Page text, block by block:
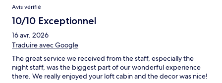
Avis vérifié
10/10 Exceptionnel
16 avr. 2026
Traduire avec Google
The great service we received from the staff, especially the
night staff, was the biggest part of our wonderful experience
there. We really enjoyed your loft cabin and the decor was nice!